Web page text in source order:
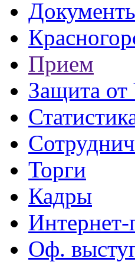
Прием
Защита
Торги
Кадры
Оф.